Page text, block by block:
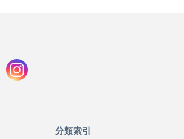
分類索引